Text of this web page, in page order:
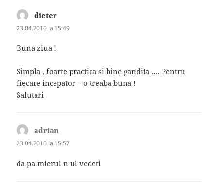
dieter
23.04.2010 la 15:49
Buna ziua !
Simpla , foarte practica si bine gandita …. Pentru
fiecare incepator – o treaba buna !
Salutari
adrian
23.04.2010 la 15:57
da palmierul n ul vedeti